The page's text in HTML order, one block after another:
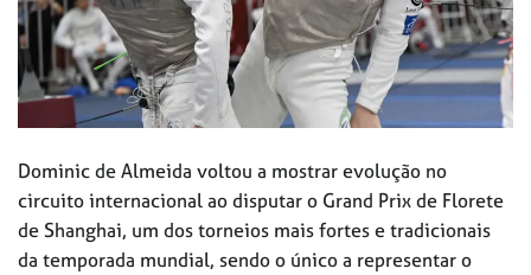
Dominic de Almeida voltou a mostrar evolução no
circuito internacional ao disputar o Grand Prix de Florete
de Shanghai, um dos torneios mais fortes e tradicionais
da temporada mundial, sendo o único a representar o